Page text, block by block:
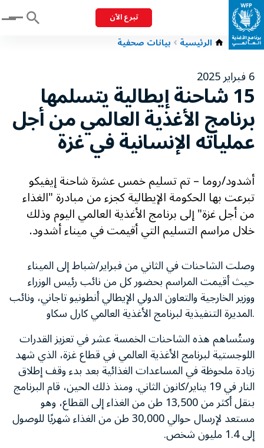
تبرع الآن Menu
الرئيسية بيانات صحفية
6 فبراير 2025 15 شاحنة إيطالية يتسلمها
برنامج الأغذية العالمي من أجل
عملياته الإنسانية في غزة
أشدود/روما – تم تسليم خمس عشرة شاحنة إيفيكو
تبرعت بها الحكومة الإيطالية كجزء من مبادرة "الغذاء
من أجل غزة" إلى برنامج الأغذية العالمي اليوم وذلك
خلال مراسم التسليم التي أقيمت في ميناء أشدود.
وصلت الشاحنات في الثاني من فبراير/شباط إلى الميناء
حيث أقيمت المراسم بحضور كل من نائب رئيس الوزراء
ووزير الخارجية والتعاون الدولي الإيطالي أنطونيو تاجاني، ونائب
المديرة التنفيذية لبرنامج الأغذية العالمي كارل سكاو.
وستُساهم هذه الشاحنات الخمسة عشر في تعزيز القدرات
اللوجستية لبرنامج الأغذية العالمي في قطاع غزة، الذي شهد
زيادة ملحوظة في المساعدات الغذائية بعد بدء وقف إطلاق
النار في 19 يناير/كانون الثاني. ومنذ ذلك الحين، قام البرنامج
بنقل أكثر من 13,500 طن من الغذاء إلى القطاع، وهو
مستعد لإرسال حوالي 30,000 طن من الغذاء شهريًا للوصول
إلى 1.4 مليون شخص
.